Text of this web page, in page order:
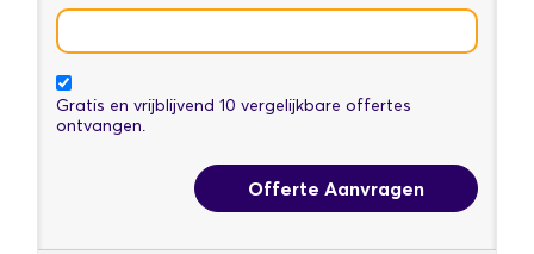
Gratis en vrijblijvend 10 vergelijkbare offertes
ontvangen.
Offerte Aanvragen